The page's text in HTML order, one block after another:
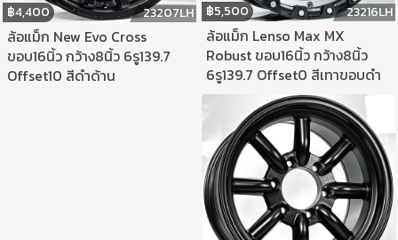
฿4,400 23207LH
ล้อแม็ก New Evo Cross
ขอบ16นิ้ว กว้าง8นิ้ว 6รู139.7
Offset10 สีดำด้าน
฿5,500 23216LH
ล้อแม็ก Lenso Max MX
Robust ขอบ16นิ้ว กว้าง8นิ้ว
6รู139.7 Offset0 สีเทาขอบดำ